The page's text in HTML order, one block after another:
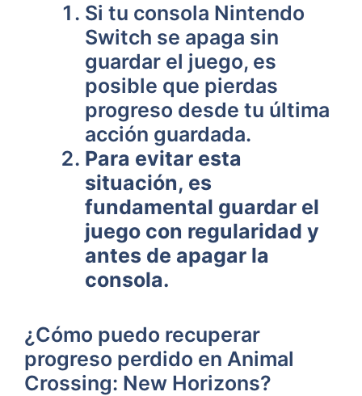
Si tu consola Nintendo
Switch se apaga sin
guardar el juego, es
posible que pierdas
progreso ‌desde tu última
acción guardada.
Para ⁤evitar esta
situación, es
fundamental guardar el
juego con regularidad y
antes de apagar la
consola.
¿Cómo puedo‌ recuperar
progreso perdido⁤ en Animal
‌Crossing: New Horizons?